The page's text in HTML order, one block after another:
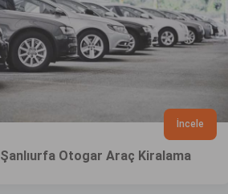
İncele
Şanlıurfa Otogar Araç Kiralama